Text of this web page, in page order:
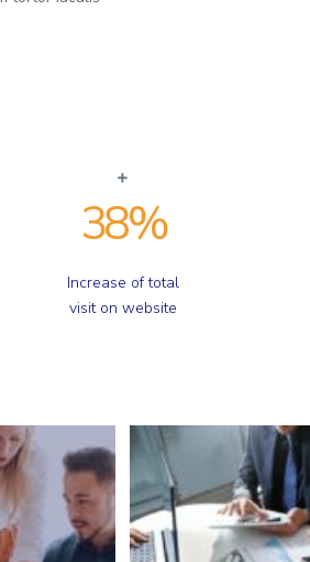
38%
Increase of total
visit on website